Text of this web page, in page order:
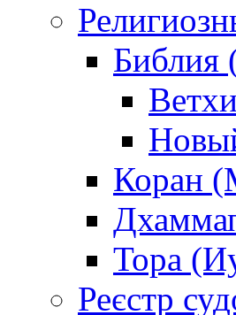
Библия
Коран
Тора
Реєстр